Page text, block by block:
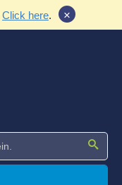
Click here. ×